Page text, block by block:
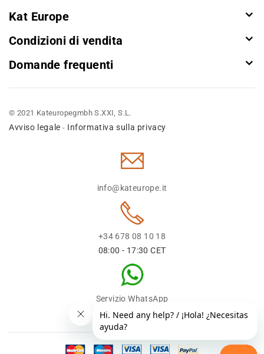
Kat Europe
Condizioni di vendita
Domande frequenti
© 2021 Kateuropegmbh S.XXI, S.L.
Avviso legale - Informativa sulla privacy
info@kateurope.it
+34 678 08 10 18
08:00 - 17:30 CET
Servizio WhatsApp
+34 678 08 1018